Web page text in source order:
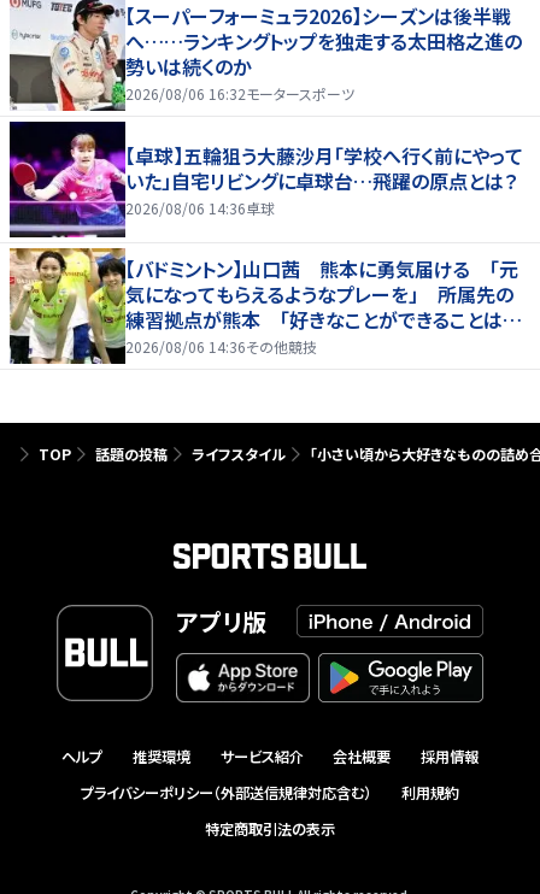
【スーパーフォーミュラ2026】シーズンは後半戦
へ……ランキングトップを独走する太田格之進の
勢いは続くのか
2026/08/06 16:32モータースポーツ
【卓球】五輪狙う大藤沙月「学校へ行く前にやって
いた」自宅リビングに卓球台…飛躍の原点とは？
2026/08/06 14:36卓球
【バドミントン】山口茜 熊本に勇気届ける 「元
気になってもらえるようなプレーを」 所属先の
練習拠点が熊本 「好きなことができることは当
たり前じゃない」
2026/08/06 14:36その他競技
TOP 話題の投稿 ライフスタイル 「小さい頃から大好きなものの詰め
アプリ版
ヘルプ 推奨環境 サービス紹介 会社概要
採用情報
プライバシーポリシー（外部送信規律対応含む）
利用規約
特定商取引法の表示